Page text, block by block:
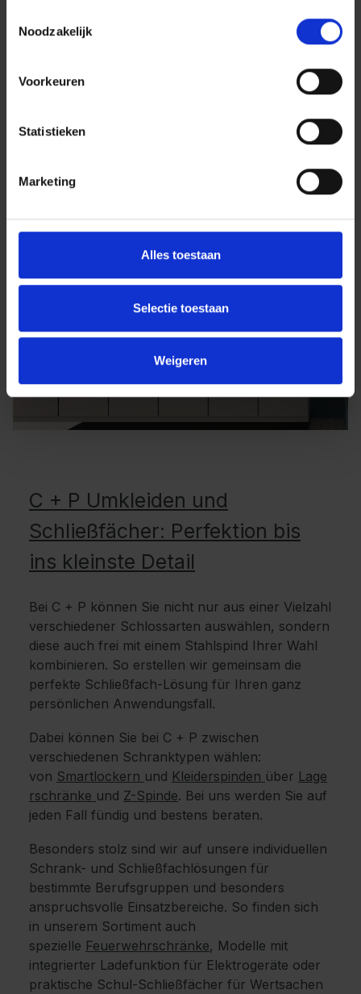
Noodzakelijk
Voorkeuren
Statistieken
Marketing
Alles toestaan
Selectie toestaan
Weigeren
C + P Umkleiden und
Schließfächer: Perfektion bis
ins kleinste Detail
Bei C + P können Sie nicht nur aus einer Vielzahl
verschiedener Schlossarten auswählen, sondern
diese auch frei mit einem Stahlspind Ihrer Wahl
kombinieren. So erstellen wir gemeinsam die
perfekte Schließfach-Lösung für Ihren ganz
persönlichen Anwendungsfall.
Dabei können Sie bei C + P zwischen
verschiedenen Schranktypen wählen:
von Smartlockern und Kleiderspinden über Lage
rschränke und Z-Spinde. Bei uns werden Sie auf
jeden Fall fündig und bestens beraten.
Besonders stolz sind wir auf unsere individuellen
Schrank- und Schließfachlösungen für
bestimmte Berufsgruppen und besonders
anspruchsvolle Einsatzbereiche. So finden sich
in unserem Sortiment auch
spezielle Feuerwehrschränke, Modelle mit
integrierter Ladefunktion für Elektrogeräte oder
praktische Schul-Schließfächer für Wertsachen